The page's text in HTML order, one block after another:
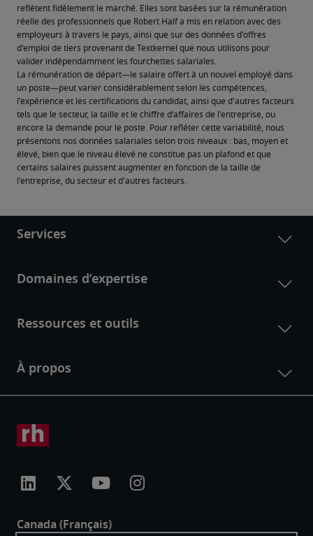
reflètent fidèlement le marché. Elles sont basées sur la rémunération
réelle des professionnels que Robert Half a mis en relation avec des
employeurs à travers le pays, ainsi que sur des données d'offres
d'emploi de tiers provenant de Textkernel que nous utilisons pour
valider indépendamment les fourchettes salariales.
La rémunération de départ—le salaire offert à un nouvel employé dans
un poste—peut varier considérablement selon les compétences,
l'expérience et les certifications du candidat, ainsi que d'autres facteurs
tels que le secteur, la taille et le chiffre d’affaires de l'entreprise, ou
encore la demande pour le poste. Pour refléter cette variabilité, nous
présentons nos données salariales selon trois niveaux : bas, moyen et
élevé, bien que le niveau élevé ne constitue pas un plafond et que
certains salaires puissent augmenter en fonction de la taille de
l'entreprise, du secteur et d'autres facteurs.